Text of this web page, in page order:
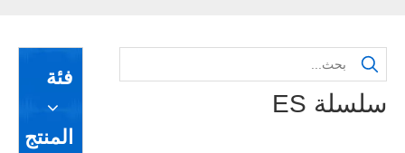
فئة
المنتج
سلسلة ES